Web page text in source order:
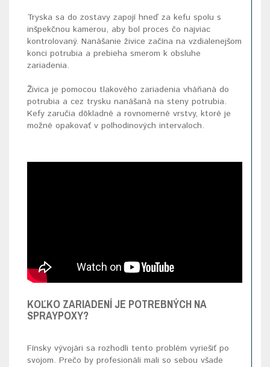
Tryska sa do zostavy zapojí hneď za kefu spolu s
inšpekčnou kamerou, aby bol proces čo najviac
kontrolovaný. Nanášanie živice začína na vzdialenejšom
konci potrubia a prebieha smerom k obsluhe
zariadenia.
Živica je pomocou tlakového zariadenia vháňaná do
potrubia a cez trysku nanášaná na steny potrubia.
Kefy zaručia dôkladné a rovnomerné vrstvy, ktoré je
možné opakovať v polhodinových intervaloch.
KOĽKO ZARIADENÍ JE POTREBNÝCH NA
SPRAYPOXY?
Fínsky vývojári sa rozhodli tento problém vyriešiť po
svojom. Prečo by profesionáli mali so sebou všade